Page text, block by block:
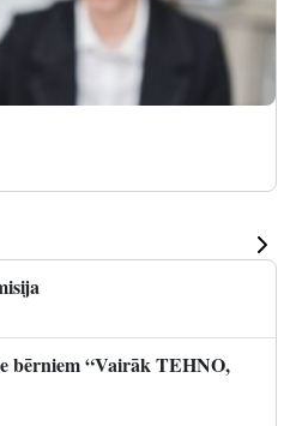
bērniem “Vairāk TEHNO,